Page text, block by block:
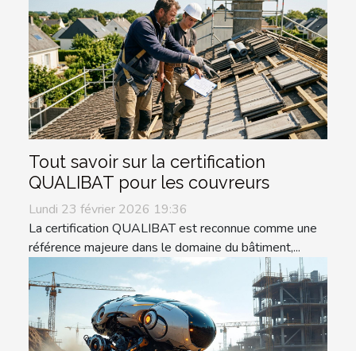
Tout savoir sur la certification
QUALIBAT pour les couvreurs
Lundi 23 février 2026 19:36
La certification QUALIBAT est reconnue comme une
référence majeure dans le domaine du bâtiment,...